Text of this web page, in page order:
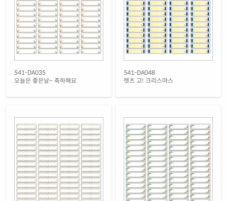
흰색(50μm) 광택 방수 레이저
CL541WP-DA048레이저 전용
재질 설명
흰색 무광 방수 레이저
CL541MP-DA048레이저 전용
재질 설명
투명(25μm) 방수 레이저
CL541TT-DA048
레이저 전용
노란색 방수 레이저
CL541YP-DA048레이저 전용
재질 설명
541-DA035
오늘은 좋은날~ 축하해요
541-DA048
렛츠 고! 크리스마스